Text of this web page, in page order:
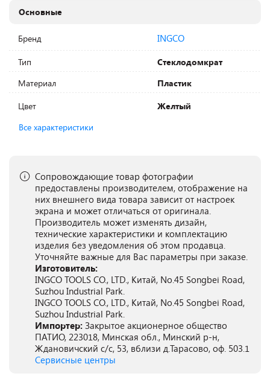
Основные
Бренд INGCO
Тип
Стеклодомкрат
Материал
Пластик
Цвет
Желтый
Все характеристики
Сопровождающие товар фотографии
предоставлены производителем, отображение на
них внешнего вида товара зависит от настроек
экрана и может отличаться от оригинала.
Производитель может изменять дизайн,
технические характеристики и комплектацию
изделия без уведомления об этом продавца.
Уточняйте важные для Вас параметры при заказе.
Изготовитель:
INGCO TOOLS CO., LTD., Китай, No.45 Songbei Road,
Suzhou Industrial Park.
INGCO TOOLS CO., LTD., Китай, No.45 Songbei Road,
Suzhou Industrial Park.
Импортер: Закрытое акционерное общество
ПАТИО, 223018, Минская обл., Минский р-н,
Ждановичский с/с, 53, вблизи д.Тарасово, оф. 503.1
Сервисные центры